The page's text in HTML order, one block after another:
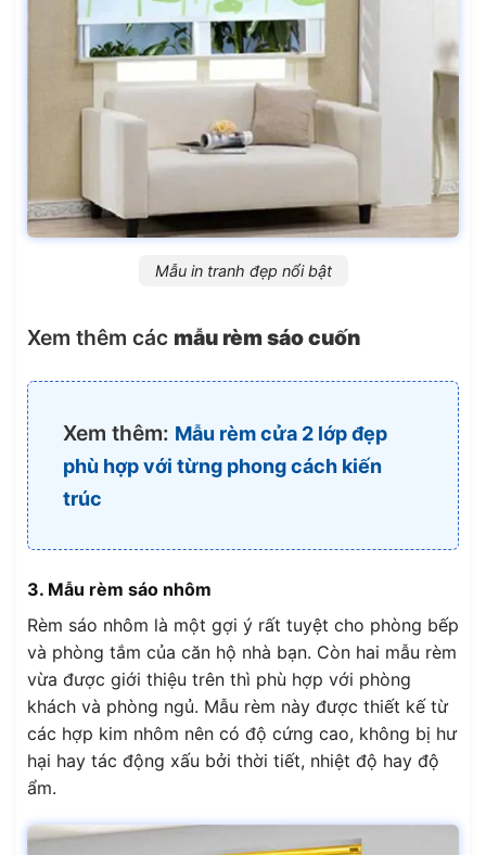
Mẫu in tranh đẹp nổi bật
Xem thêm các mẫu rèm sáo cuốn
Xem thêm: Mẫu rèm cửa 2 lớp đẹp
phù hợp với từng phong cách kiến
trúc
3. Mẫu rèm sáo nhôm
Rèm sáo nhôm là một gợi ý rất tuyệt cho phòng bếp
và phòng tắm của căn hộ nhà bạn. Còn hai mẫu rèm
vừa được giới thiệu trên thì phù hợp với phòng
khách và phòng ngủ. Mẫu rèm này được thiết kế từ
các hợp kim nhôm nên có độ cứng cao, không bị hư
hại hay tác động xấu bởi thời tiết, nhiệt độ hay độ
ẩm.